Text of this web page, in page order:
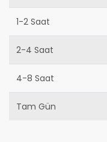
1-2 Saat
2-4 Saat
4-8 Saat
Tam Gün